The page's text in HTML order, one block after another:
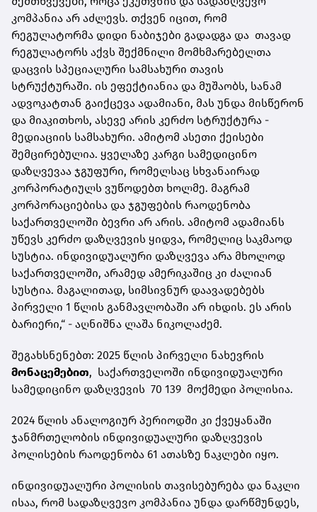
კომპანია არ აძლევს. თქვენ იცით, რომ
რეგულატორმა დიდი ნაბიჯები გადადგა და თავად
რეგულატორს აქვს შექმნილი მომხმარებელთა
დაცვის სპეციალური სამსახური თავის
სტრუქტურაში. ის ეფექტიანია და მუშაობს, სანამ
ადვოკატთან გაიქცევა ადამიანი, მას უნდა მისწერონ
და მიაკითხოს, ასევე არის კერძო სტრუქტურა -
მედიაციის სამსახური. ამიტომ ასეთი ქეისები
შემცირებულია. ყველაზე კარგი სამედიცინო
დაზღვევაა ჯგუფური, რომელსაც სხვანაირად
კორპორატიულს ვუწოდებთ ხოლმე. მაგრამ
კორპორაციებისა და ჯგუფების რაოდენობა
საქართველოში ბევრი არ არის. ამიტომ ადამიანს
უწევს კერძო დაზღვევის ყიდვა, რომელიც საკმაოდ
სუსტია. ინდივიდუალური დაზღვევა არა მხოლოდ
საქართველოში, არამედ ამერიკაშიც კი ძალიან
სუსტია. მაგალითად, სიმსივნურ დაავადებებს
პირველი 1 წლის განმავლობაში არ იხდის. ეს არის
ბარიერი,“ - აღნიშნა ლაშა ნიკოლაძემ.
შეგახსნენებთ: 2025 წლის პირველი ნახევრის
მონაცემებით, საქართველოში ინდივიდუალური
სამედიცინო დაზღვევის 70 139 მოქმედი პოლისია.
2024 წლის ანალოგიურ პერიოდში კი ქვეყანაში
ჯანმრთელობის ინდივიდუალური დაზღვევის
პოლისების რაოდენობა 61 ათასზე ნაკლები იყო.
ინდივიდუალური პოლისის თავისებურება და ნაკლი
ისაა, რომ სადაზღვევო კომპანია უნდა დარწმუნდეს,